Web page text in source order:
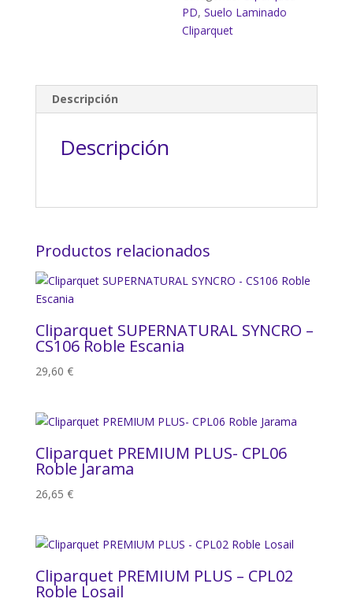
PD,Suelo Laminado
Cliparquet
Descripción
Descripción
Productos relacionados
Cliparquet SUPERNATURAL SYNCRO –
CS106 Roble Escania
29,60 €
Cliparquet PREMIUM PLUS- CPL06
Roble Jarama
26,65 €
Cliparquet PREMIUM PLUS – CPL02
Roble Losail